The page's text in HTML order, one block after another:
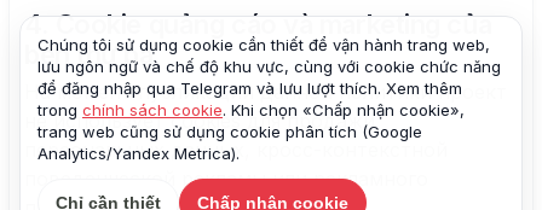
4. Cookie quảng cáo và marketing của
bên thứ ba
На момент публикации данной политики проект
не использует cookies для продажи
персональных данных, кросс-контекстной
поведенческой рекламы или рекламного
Chúng tôi sử dụng cookie cần thiết để vận hành trang web,
lưu ngôn ngữ và chế độ khu vực, cùng với cookie chức năng
để đăng nhập qua Telegram và lưu lượt thích. Xem thêm
trong chính sách cookie. Khi chọn «Chấp nhận cookie»,
trang web cũng sử dụng cookie phân tích (Google
Analytics/Yandex Metrica).
Chỉ cần thiết Chấp nhận cookie